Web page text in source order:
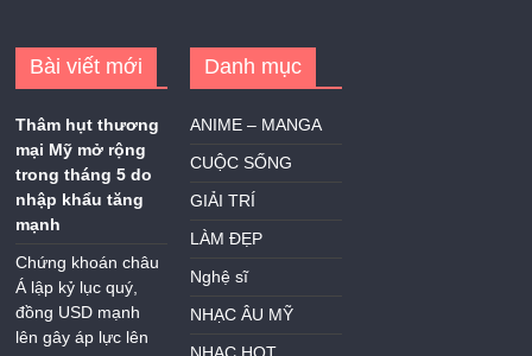
Bài viết mới
Thâm hụt thương
mại Mỹ mở rộng
trong tháng 5 do
nhập khẩu tăng
mạnh
Chứng khoán châu
Á lập kỷ lục quý,
đồng USD mạnh
lên gây áp lực lên
Danh mục
ANIME – MANGA
CUỘC SỐNG
GIẢI TRÍ
LÀM ĐẸP
Nghệ sĩ
NHẠC ÂU MỸ